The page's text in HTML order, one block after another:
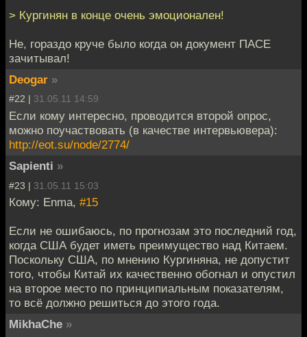
> Кургинян в конце очень эмоционален!
Не, гораздо круче было когда он документ ПАСЕ
зачитывал!
Deogar »
#22 | 31.05.11 14:59
Если кому интересно, проводится второй опрос,
можно поучаствовать (в качестве интервьювера):
http://eot.su/node/2774/
Sapienti »
#23 | 31.05.11 15:03
Кому: Enma, #15
Если не ошибаюсь, по прогнозам это последний год,
когда США будет иметь преимущество над Китаем.
Поскольку США, по мнению Кургиняна, не допустит
того, чтобы Китай их качественно обогнал и опустил
на второе место по принципиальным показателям,
то всё должно решиться до этого года.
MikhaChe »